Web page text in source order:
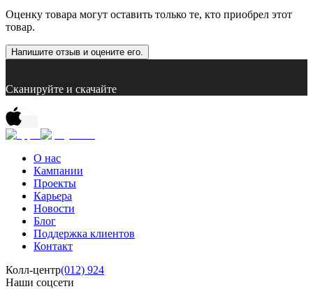
Оценку товара могут оставить только те, кто приобрел этот
товар.
Напишите отзыв и оцените его.
Сканируйте и скачайте
О нас
Кампании
Проекты
Карьера
Новости
Блог
Поддержка клиентов
Контакт
Колл-центр(012) 924
Наши соцсети